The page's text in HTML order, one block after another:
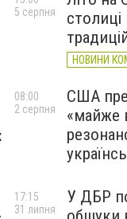
НОВИНИ
5 серпня
США
«майже
08:00
2 серпня
У ДБР
17:15
31 липня